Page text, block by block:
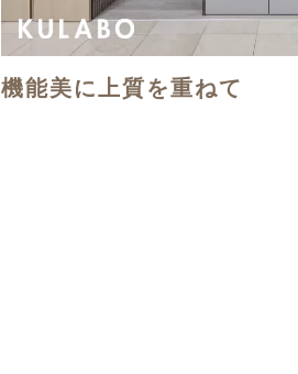
機能美に上質を重ねて